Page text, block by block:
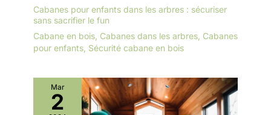
Cabanes pour enfants dans les arbres : sécuriser
sans sacrifier le fun
Cabane en bois Cabanes dans les arbres Cabanes
pour enfants Sécurité cabane en bois
Mar
2